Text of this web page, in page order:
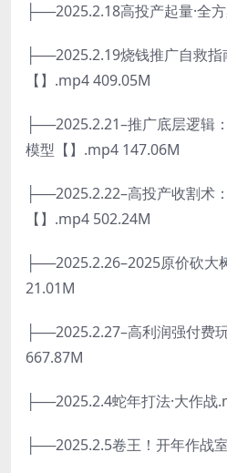
├──2025.2.18高投产起量·全
├──2025.2.19烧钱推广自救
【】.mp4 409.05M
├──2025.2.21–推广底层逻辑
模型【】.mp4 147.06M
├──2025.2.22–高投产收割术
【】.mp4 502.24M
├──2025.2.26–2025原价砍大
21.01M
├──2025.2.27–高利润强付费
667.87M
├──2025.2.4蛇年打法·大作战
├──2025.2.5卷王！开年作战